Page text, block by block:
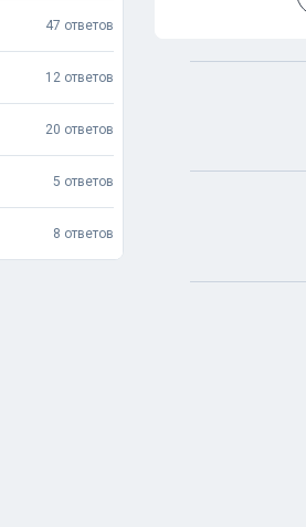
47 ответов
12 ответов
20 ответов
5 ответов
8 ответов